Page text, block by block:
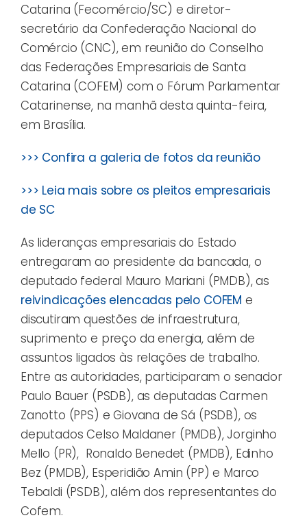
Catarina (Fecomércio/SC) e diretor-
secretário da Confederação Nacional do
Comércio (CNC), em reunião do Conselho
das Federações Empresariais de Santa
Catarina (COFEM) com o Fórum Parlamentar
Catarinense, na manhã desta quinta-feira,
em Brasília.
>>> Confira a galeria de fotos da reunião
>>> Leia mais sobre os pleitos empresariais
de SC
As lideranças empresariais do Estado
entregaram ao presidente da bancada, o
deputado federal Mauro Mariani (PMDB), as
reivindicações elencadas pelo COFEM e
discutiram questões de infraestrutura,
suprimento e preço da energia, além de
assuntos ligados às relações de trabalho.
Entre as autoridades, participaram o senador
Paulo Bauer (PSDB), as deputadas Carmen
Zanotto (PPS) e Giovana de Sá (PSDB), os
deputados Celso Maldaner (PMDB), Jorginho
Mello (PR), Ronaldo Benedet (PMDB), Edinho
Bez (PMDB), Esperidião Amin (PP) e Marco
Tebaldi (PSDB), além dos representantes do
Cofem.